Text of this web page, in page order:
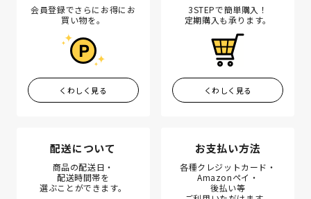
会員登録でさらにお得にお
買い物を。
くわしく見る
3STEPで簡単購入！
定期購入も承ります。
くわしく見る
配送について
商品の配送日・
配送時間帯を
選ぶことができます。
お支払い方法
各種クレジットカード・
Amazonペイ・
後払い等